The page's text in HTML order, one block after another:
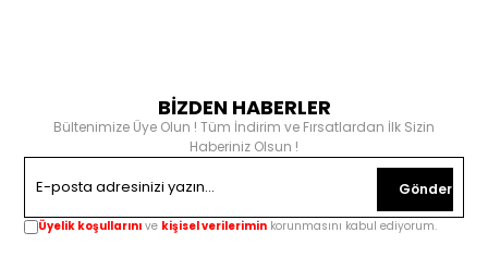
BİZDEN HABERLER
Bültenimize Üye Olun ! Tüm İndirim ve Fırsatlardan İlk Sizin
Haberiniz Olsun !
Gönder
Üyelik koşullarını ve kişisel verilerimin korunmasını kabul ediyorum.